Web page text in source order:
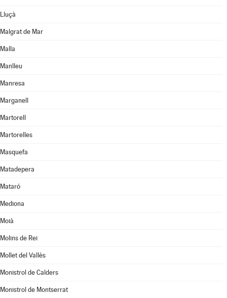
Lluçà
Malgrat de Mar
Malla
Manlleu
Manresa
Marganell
Martorell
Martorelles
Masquefa
Matadepera
Mataró
Mediona
Moià
Molins de Rei
Mollet del Vallès
Monistrol de Calders
Monistrol de Montserrat